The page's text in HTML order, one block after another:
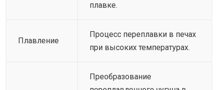
плавке.
Плавление
Процесс переплавки в печах
при высоких температурах.
Преобразование